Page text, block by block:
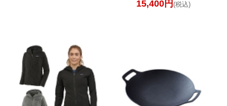
15,400円 (税込)